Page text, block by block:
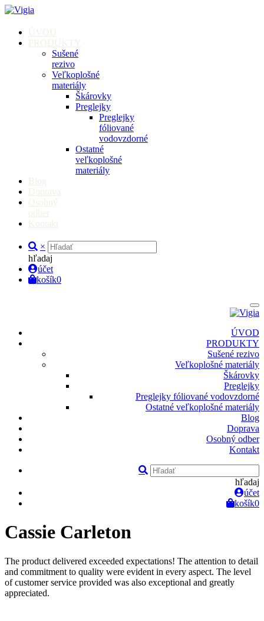
Sušené
rezivo
Veľkoplošné
materiály
Škárovky
Preglejky
Preglejky
fóliované
vodovzdorné
Ostatné
veľkoplošné
materiály
×
hľadaj
účet
košík0
ÚVOD
PRODUKTY
Sušené rezivo
Veľkoplošné materiály
Škárovky
Preglejky
Preglejky fóliované vodovzdorné
Ostatné veľkoplošné materiály
Blog
Doprava
Osobný odber
Kontakt
hľadaj
účet
košík0
Cassie Carleton
The product delivered exceeded expectations! The attention to detail
and commitment to quality were evident in every aspect. The level
of customer service provided was also exceptional and greatly
appreciated.